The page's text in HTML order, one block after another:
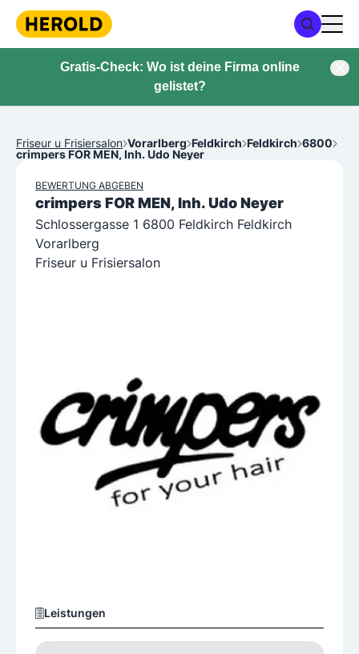
Gratis-Check: Wo ist deine Firma online
gelistet?
Friseur u Frisiersalon Vorarlberg Feldkirch Feldkirch 6800
crimpers FOR MEN, Inh. Udo Neyer
BEWERTUNG ABGEBEN
crimpers FOR MEN, Inh. Udo Neyer
Schlossergasse 1 6800 Feldkirch Feldkirch
Vorarlberg
Friseur u Frisiersalon
Leistungen